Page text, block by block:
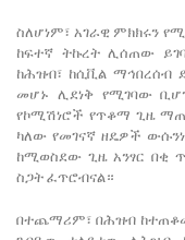
ስለሆነም፣ አገራዊ ምክክሩን
ከፍተኛ ትኩረት ሊሰጠው
ከሕዝብ፣ ከሲቪል ማኅበረሰብ
መሆኑ ሊደነቅ የሚገባው
የኮሚሽነሮች የጥቆማ ጊዜ
ካለው የመገናኛ ዘዴዎች
ከሚወስደው ጊዜ አንፃር በቂ
ስጋት ፈጥሮብናል።
በተጨማሪም፣ በሕዝብ